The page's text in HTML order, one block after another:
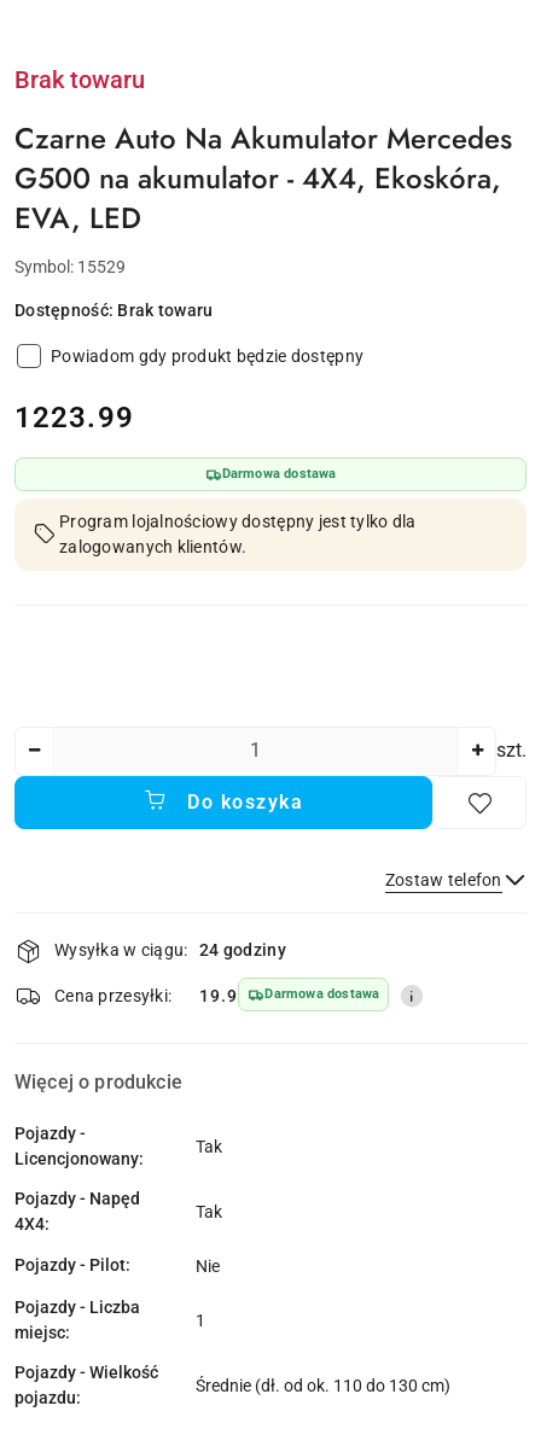
Brak towaru
Czarne Auto Na Akumulator Mercedes
G500 na akumulator - 4X4, Ekoskóra,
EVA, LED
Symbol: 15529
Dostępność: Brak towaru
Powiadom gdy produkt będzie dostępny
cena:
1223.99
Darmowa dostawa
Program lojalnościowy dostępny jest tylko dla
zalogowanych klientów.
szt.
Do koszyka
Zostaw telefon
Wyślij
i
dostawa
Wysyłka w ciągu: 24 godziny
Cena przesyłki: 19.9 Darmowa dostawa
Więcej o produkcie
Pojazdy -
Licencjonowany:
Tak
Pojazdy - Napęd
4X4:
Tak
Pojazdy - Pilot: Nie
Pojazdy - Liczba
miejsc:
1
Pojazdy - Wielkość
pojazdu:
Średnie (dł. od ok. 110 do 130 cm)